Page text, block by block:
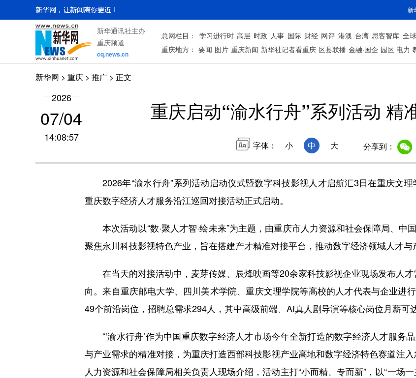
新
新华通讯社主办
重庆频道
cq.news.cn
总网栏目： 学习进行时 高层 时政 人事 国际 财经 网评 港澳 台湾 思客智库 全
重庆地方： 要闻 图片 重庆新闻 新华社记者看重庆 区县联播 金融·国企 园区 电力
新华网 > 重庆 > 推广 > 正文
2026
07/04
14:08:57
重庆启动“渝水行舟”系列活动 精
字体： 小 中 大 分享到：
2026年“渝水行舟”系列活动启动仪式暨数字科技影视人才启航汇3日在重庆文
重庆数字经济人才服务沿江巡回对接活动正式启动。
本次活动以“数·聚人才智·绘未来”为主题，由重庆市人力资源和社会保障局、
聚焦永川科技影视特色产业，旨在搭建产才精准对接平台，推动数字经济领域人才与
在当天的对接活动中，麦芽传媒、辰烽映画等20余家科技影视企业现场发布人
向。来自重庆邮电大学、四川美术学院、重庆文理学院等高校的人才代表与企业进
49个前沿岗位，招聘总需求294人，其中高级前端、AI真人剧导演等核心岗位月薪可
“‘渝水行舟’作为中国重庆数字经济人才市场今年全新打造的数字经济人才服务
与产业需求的精准对接，为重庆打造西部科技影视产业高地和数字经济特色赛道注
人力资源和社会保障局相关负责人现场介绍，活动主打“小而精、专而新”，以“一场